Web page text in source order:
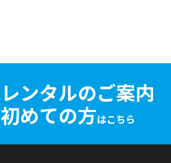
レンタルのご案内
初めての方はこちら